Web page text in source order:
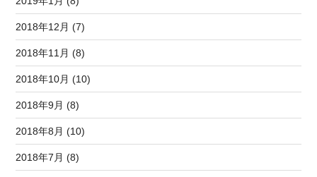
2018年12月 (7)
2018年11月 (8)
2018年10月 (10)
2018年9月 (8)
2018年8月 (10)
2018年7月 (8)